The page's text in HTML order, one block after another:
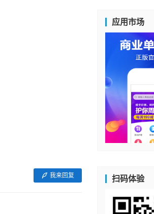
我来回复
应用市场
扫码体验